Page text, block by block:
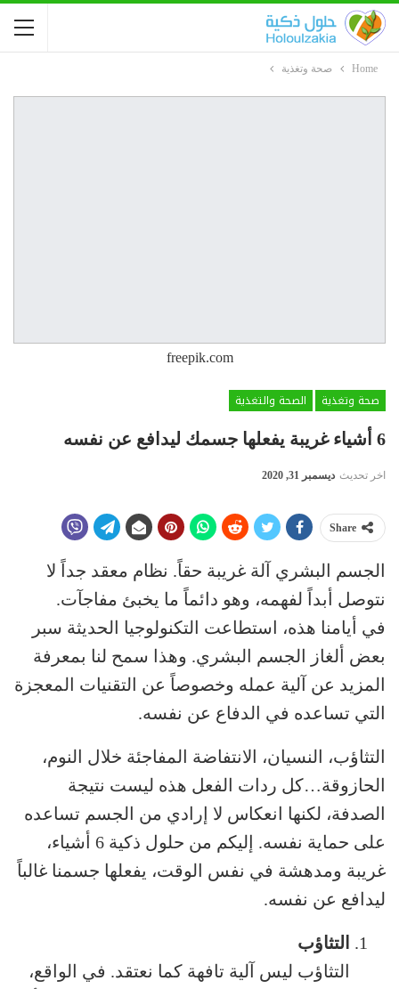
Home صحة وتغذية
freepik.com
صحة وتغذية
الصحة والتغذية
6 أشياء غريبة يفعلها جسمك ليدافع عن نفسه
اخر تحديث ديسمبر 31, 2020
Share
الجسم البشري آلة غريبة حقاً. نظام معقد جداً لا
نتوصل أبداً لفهمه، وهو دائماً ما يخبئ مفاجآت.
في أيامنا هذه، استطاعت التكنولوجيا الحديثة سبر
بعض ألغاز الجسم البشري. وهذا سمح لنا بمعرفة
المزيد عن آلية عمله وخصوصاً عن التقنيات المعجزة
التي تساعده في الدفاع عن نفسه.
التثاؤب، النسيان، الانتفاضة المفاجئة خلال النوم،
الحازوقة…كل ردات الفعل هذه ليست نتيجة
الصدفة، لكنها انعكاس لا إرادي من الجسم تساعده
على حماية نفسه. إليكم من حلول ذكية 6 أشياء،
غريبة ومدهشة في نفس الوقت، يفعلها جسمنا غالباً
ليدافع عن نفسه.
التثاؤب
التثاؤب ليس آلية تافهة كما نعتقد. في الواقع،